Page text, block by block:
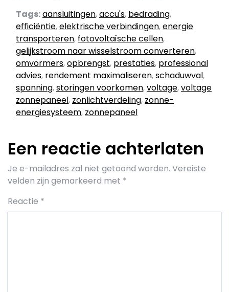
Tags:aansluitingen,accu's, bedrading,
efficiëntie,elektrische verbindingen,energie
transporteren, fotovoltaïsche cellen,
gelijkstroom naar wisselstroom converteren,
omvormers,opbrengst, prestaties, professional
advies, rendement maximaliseren,schaduwval,
spanning,storingen voorkomen,voltage,voltage
zonnepaneel, zonlichtverdeling, zonne-
energiesysteem, zonnepaneel
Een reactie achterlaten
Je e-mailadres zal niet getoond worden. Vereiste
velden zijn gemarkeerd met *
Reactie *